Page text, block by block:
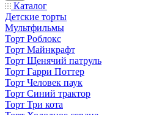
Каталог
Детские торты
Мультфильмы
Торт Роблокс
Торт Майнкрафт
Торт Щенячий патруль
Торт Гарри Поттер
Торт Человек паук
Торт Синий трактор
Торт Три кота